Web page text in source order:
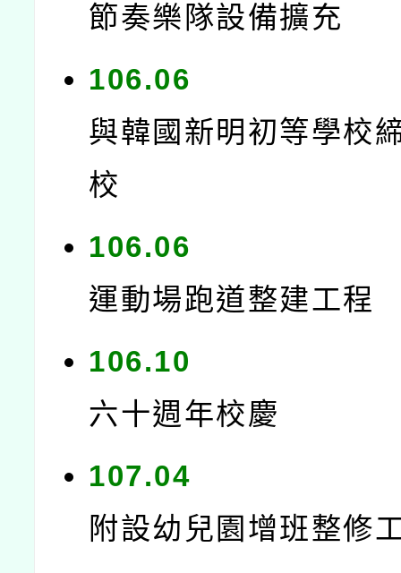
節奏樂隊設備擴充
106.06
與韓國新明初等學校
校
106.06
運動場跑道整建工程
106.10
六十週年校慶
107.04
附設幼兒園增班整修